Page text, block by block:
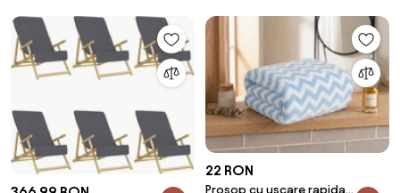
22 RON
Prosop cu uscare rapida